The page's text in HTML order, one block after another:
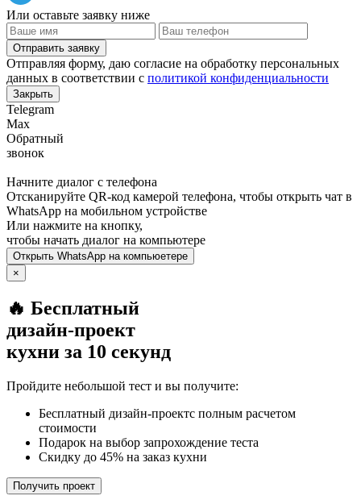
Или оставьте заявку ниже
Отправить заявку
Отправляя форму, даю согласие на обработку персональных
данных в соответствии с политикой конфиденциальности
Закрыть
Telegram
Max
Обратный
звонок
Начните диалог с телефона
Отсканируйте QR-код камерой телефона, чтобы открыть чат в
WhatsApp на мобильном устройстве
Или нажмите на кнопку,
чтобы начать диалог на компьютере
Открыть WhatsApp на компьюетере
×
🔥 Бесплатный
дизайн-проект
кухни за 10 секунд
Пройдите небольшой тест и вы получите:
Бесплатный дизайн-проектс полным расчетом
стоимости
Подарок на выбор запрохождение теста
Скидку до 45% на заказ кухни
Получить проект